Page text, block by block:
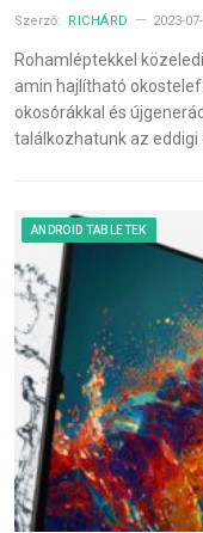
Szerző: RICHÁRD 2023-
Rohamléptekkel
amin hajlítható
okosórákkal és
találkozhatunk az eddigi
ANDROID TABLETEK